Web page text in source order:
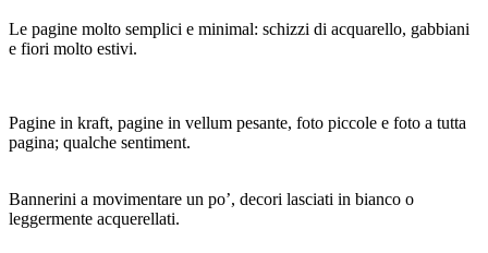
Le pagine molto semplici e minimal: schizzi di acquarello, gabbiani
e fiori molto estivi.
Pagine in kraft, pagine in vellum pesante, foto piccole e foto a tutta
pagina; qualche sentiment.
Bannerini a movimentare un po’, decori lasciati in bianco o
leggermente acquerellati.